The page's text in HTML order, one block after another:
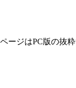
ージはPC版の抜粋